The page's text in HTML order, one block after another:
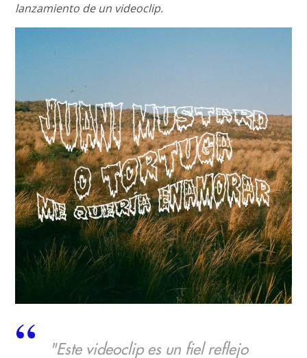
lanzamiento de un videoclip.
"Este videoclip es un fiel reflejo